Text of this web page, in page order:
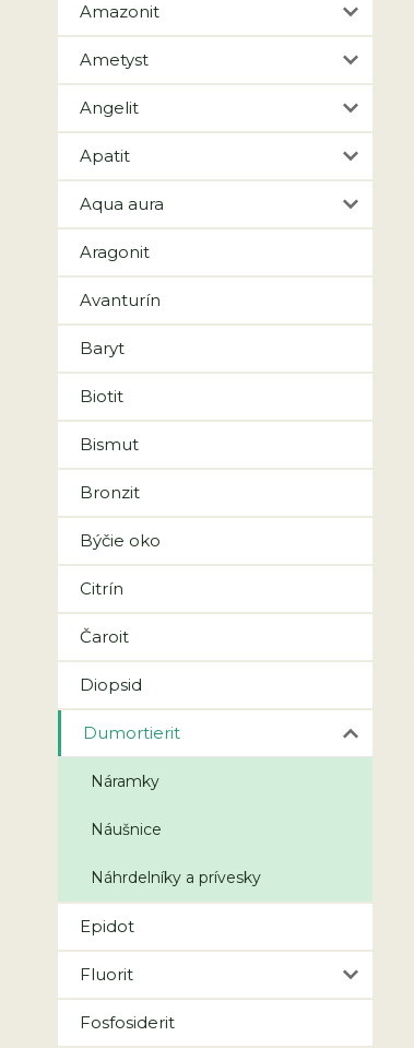
Amazonit
Ametyst
Angelit
Apatit
Aqua aura
Aragonit
Avanturín
Baryt
Biotit
Bismut
Bronzit
Býčie oko
Citrín
Čaroit
Diopsid
Dumortierit
Náramky
Náušnice
Náhrdelníky a prívesky
Epidot
Fluorit
Fosfosiderit